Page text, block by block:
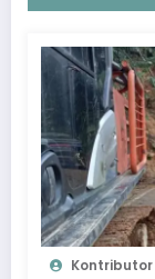
Kontributor